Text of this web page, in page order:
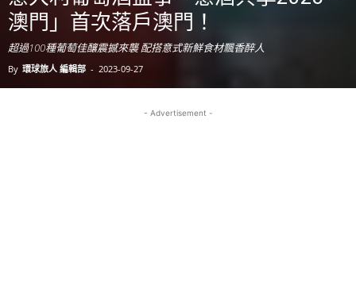
澳門」首次落戶澳門！
超過100種葡萄佳釀震撼來襲 配搭意式新鮮食材飄香醉人
By 環球旅人 編輯部 - 2023-09-27
- Advertisement -